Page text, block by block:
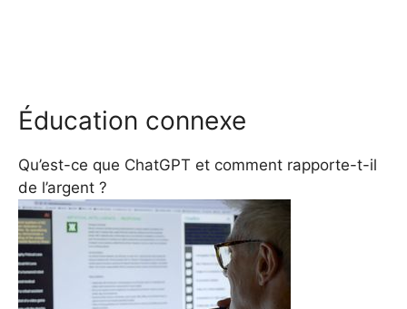
Éducation connexe
Qu’est-ce que ChatGPT et comment rapporte-t-il
de l’argent ?